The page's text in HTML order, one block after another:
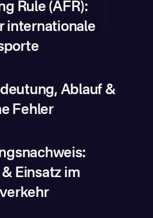
Rule (AFR):
internationale
Ablauf &
Fehler
Einsatz im